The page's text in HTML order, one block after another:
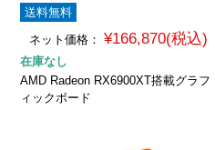
送料無料
ネット価格：
¥166,870(税込)
在庫なし
AMD Radeon RX6900XT搭載グラフ
ィックボード